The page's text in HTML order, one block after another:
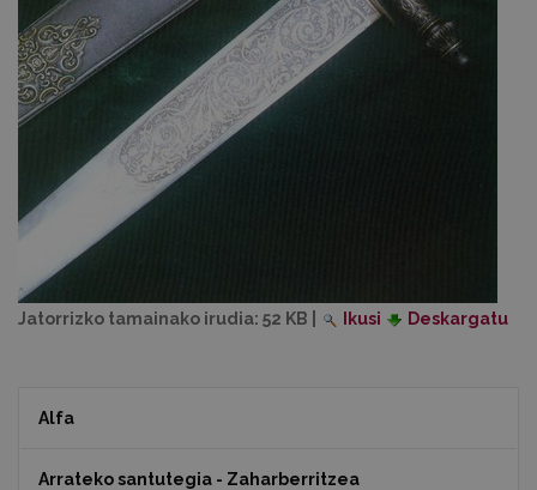
Jatorrizko tamainako irudia: 52 KB Ikusi Deskargatu
Alfa
Arrateko santutegia - Zaharberritzea